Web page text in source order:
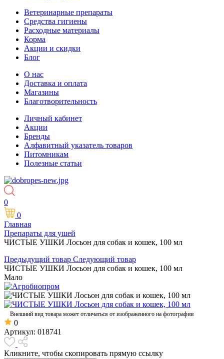
Ветeринарные препараты
Средства гигиены
Расходные материалы
Корма
Акции и скидки
Блог
О нас
Доставка и оплата
Магазины
Благотворительность
Личный кабинет
Акции
Бренды
Алфавитный указатель товаров
Питомникам
Полезные статьи
0
0
Главная
Препараты для ушей
ЧИСТЫЕ УШКИ Лосьон для собак и кошек, 100 мл
Предыдущий товар Следующий товар
ЧИСТЫЕ УШКИ Лосьон для собак и кошек, 100 мл
Мало
Внешний вид товара может отличаться от изображенного на фотографии
0
Артикул: 018741
Кликните, чтобы скопировать прямую ссылку